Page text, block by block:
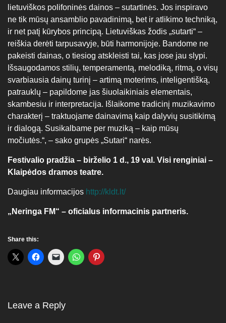
lietuviškos polifoninės dainos – sutartinės. Jos inspiravo
ne tik mūsų ansamblio pavadinimą, bet ir atlikimo techniką,
ir net patį kūrybos principą. Lietuviškas žodis „sutarti“ –
reiškia derėti tarpusavyje, būti harmonijoje. Bandome ne
pakeisti dainas, o tiesiog atskleisti tai, kas jose jau slypi.
Išsaugodamos stilių, temperamentą, melodiką, ritmą, o visų
svarbiausia dainų turinį – artimą moterims, inteligentišką,
patrauklų – papildome jas šiuolaikiniais elementais,
skambesiu ir interpretacija. Išlaikome tradicinį muzikavimo
charakterį – traktuojame dainavimą kaip dalyvių susitikimą
ir dialogą. Susikalbame per muziką – kaip mūsų
močiutės.“, – sako grupės „Sutari“ narės.
Festivalio pradžia – birželio 1 d., 19 val. Visi renginiai –
Klaipėdos dramos teatre.
Daugiau informacijos http://kldt.lt/
„Neringa FM“ – oficialus informacinis partneris.
Share this:
Leave a Reply